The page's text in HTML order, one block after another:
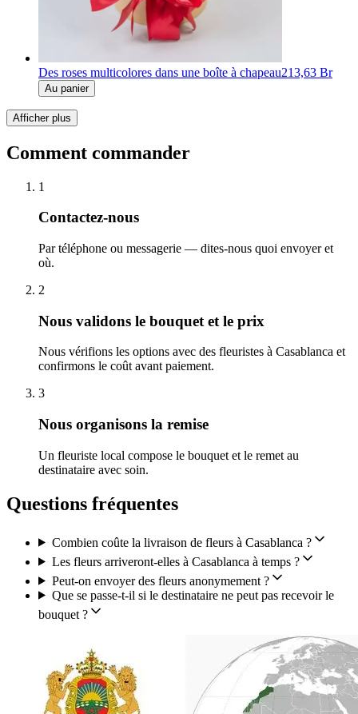
Des roses multicolores dans une boîte à chapeau213,63 Br
Au panier
Afficher plus
Comment commander
1
Contactez-nous
Par téléphone ou messagerie — dites-nous quoi envoyer et
où.
2
Nous validons le bouquet et le prix
Nous vérifions les options avec des fleuristes à Casablanca et
confirmons le coût avant paiement.
3
Nous organisons la remise
Un fleuriste local compose le bouquet et le remet au
destinataire avec soin.
Questions fréquentes
Combien coûte la livraison de fleurs à Casablanca ?
Les fleurs arriveront-elles à Casablanca à temps ?
Peut-on envoyer des fleurs anonymement ?
Que se passe-t-il si le destinataire ne peut pas recevoir le
bouquet ?